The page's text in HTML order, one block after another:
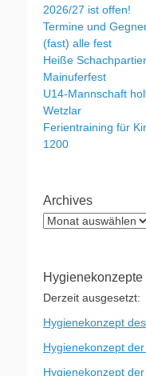
2026/27 ist offen!
Termine und
(fast) alle fest
Heiße
Mainuferfest
U14-Mannschaft
Wetzlar
Ferientraining für
1200
Archives
Archives
Hygienekonzepte
Derzeit ausgesetzt:
Hygienekonzept
Hygienekonzept
Hygienekonzept